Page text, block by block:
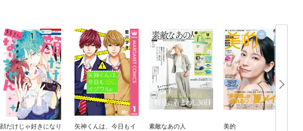
顔だけじゃ好きになり
矢神くんは、今日もイ
素敵なあの人 美的